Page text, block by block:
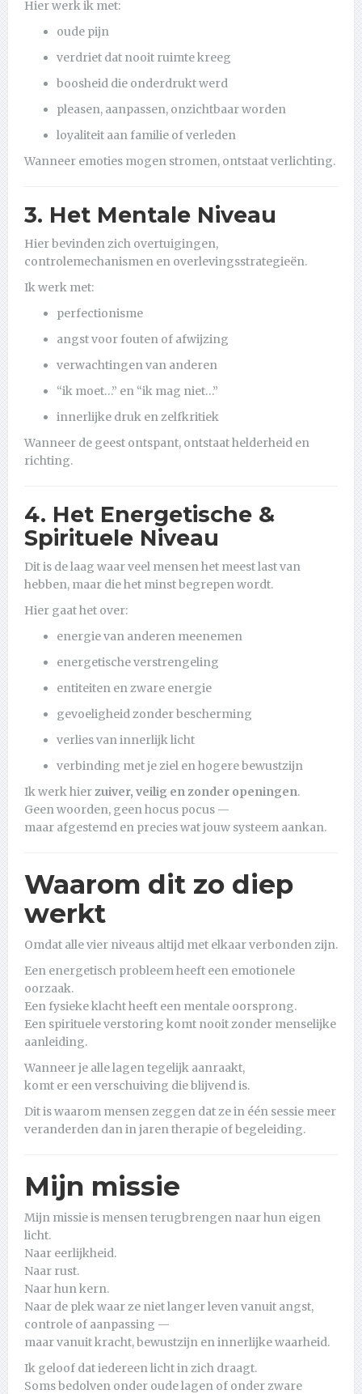
Hier werk ik met:
oude pijn
verdriet dat nooit ruimte kreeg
boosheid die onderdrukt werd
pleasen, aanpassen, onzichtbaar worden
loyaliteit aan familie of verleden
Wanneer emoties mogen stromen, ontstaat verlichting.
3. Het Mentale Niveau
Hier bevinden zich overtuigingen,
controlemechanismen en overlevingsstrategieën.
Ik werk met:
perfectionisme
angst voor fouten of afwijzing
verwachtingen van anderen
“ik moet…” en “ik mag niet…”
innerlijke druk en zelfkritiek
Wanneer de geest ontspant, ontstaat helderheid en
richting.
4. Het Energetische &
Spirituele Niveau
Dit is de laag waar veel mensen het meest last van
hebben, maar die het minst begrepen wordt.
Hier gaat het over:
energie van anderen meenemen
energetische verstrengeling
entiteiten en zware energie
gevoeligheid zonder bescherming
verlies van innerlijk licht
verbinding met je ziel en hogere bewustzijn
Ik werk hier zuiver, veilig en zonder openingen.
Geen woorden, geen hocus pocus —
maar afgestemd en precies wat jouw systeem aankan.
Waarom dit zo diep
werkt
Omdat alle vier niveaus altijd met elkaar verbonden zijn.
Een energetisch probleem heeft een emotionele
oorzaak.
Een fysieke klacht heeft een mentale oorsprong.
Een spirituele verstoring komt nooit zonder menselijke
aanleiding.
Wanneer je alle lagen tegelijk aanraakt,
komt er een verschuiving die blijvend is.
Dit is waarom mensen zeggen dat ze in één sessie meer
veranderden dan in jaren therapie of begeleiding.
Mijn missie
Mijn missie is mensen terugbrengen naar hun eigen
licht.
Naar eerlijkheid.
Naar rust.
Naar hun kern.
Naar de plek waar ze niet langer leven vanuit angst,
controle of aanpassing —
maar vanuit kracht, bewustzijn en innerlijke waarheid.
Ik geloof dat iedereen licht in zich draagt.
Soms bedolven onder oude lagen of onder zware